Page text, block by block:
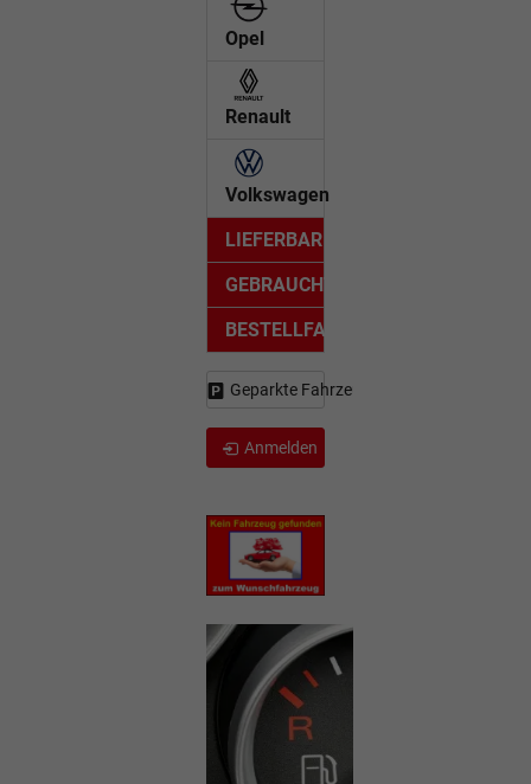
Opel
Renault
Volkswagen
LIEFERBAR
GEBRAUCHTWAGEN
BESTELLFAHRZEUG
Geparkte Fahrzeuge (
Anmelden